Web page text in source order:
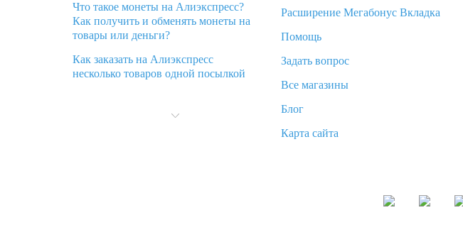
Что такое монеты на Алиэкспресс?
Как получить и обменять монеты на
товары или деньги?
Как заказать на Алиэкспресс
несколько товаров одной посылкой
Алиэкспресс и что делать?
Расширение Мегабонус Вкладка
Помощь
Задать вопрос
Все магазины
Блог
Карта сайта